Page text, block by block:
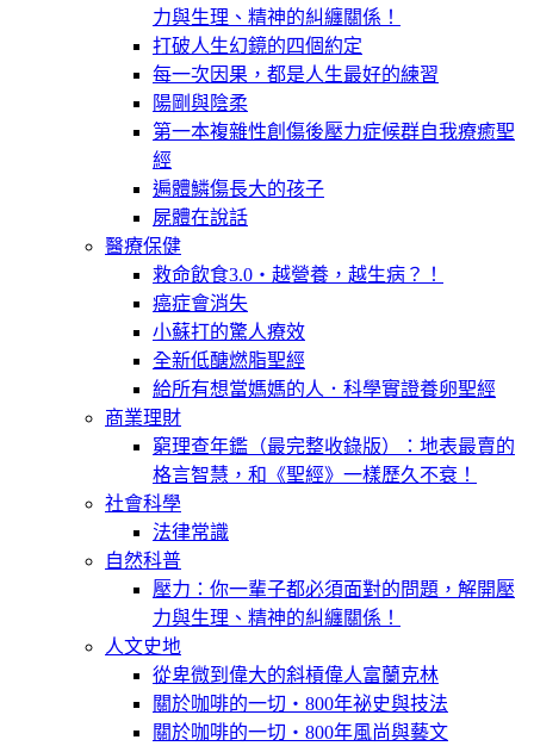
力與生理、精神的糾纏關係！
打破人生幻鏡的四個約定
每一次因果，都是人生最好的練習
陽剛與陰柔
第一本複雜性創傷後壓力症候群自我療癒聖
經
遍體鱗傷長大的孩子
屍體在說話
醫療保健
救命飲食3.0‧越營養，越生病？！
癌症會消失
小蘇打的驚人療效
全新低醣燃脂聖經
給所有想當媽媽的人．科學實證養卵聖經
商業理財
窮理查年鑑（最完整收錄版）：地表最賣的
格言智慧，和《聖經》一樣歷久不衰！
社會科學
法律常識
自然科普
壓力：你一輩子都必須面對的問題，解開壓
力與生理、精神的糾纏關係！
人文史地
從卑微到偉大的斜槓偉人富蘭克林
關於咖啡的一切‧800年祕史與技法
關於咖啡的一切‧800年風尚與藝文